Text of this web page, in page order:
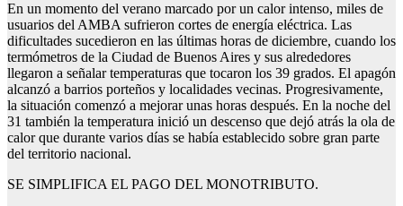
En un momento del verano marcado por un calor intenso, miles de
usuarios del AMBA sufrieron cortes de energía eléctrica. Las
dificultades sucedieron en las últimas horas de diciembre, cuando los
termómetros de la Ciudad de Buenos Aires y sus alrededores
llegaron a señalar temperaturas que tocaron los 39 grados. El apagón
alcanzó a barrios porteños y localidades vecinas. Progresivamente,
la situación comenzó a mejorar unas horas después. En la noche del
31 también la temperatura inició un descenso que dejó atrás la ola de
calor que durante varios días se había establecido sobre gran parte
del territorio nacional.
SE SIMPLIFICA EL PAGO DEL MONOTRIBUTO.